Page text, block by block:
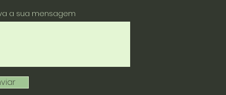
a sua mensagem